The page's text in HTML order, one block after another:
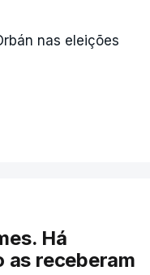
nas eleições
Há
as receberam